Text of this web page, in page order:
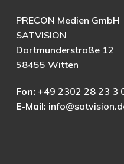
PRECON Medien GmbH
SATVISION
Dortmunderstraße 12
58455 Witten
Fon: +49 2302 28 23 3
E-Mail: